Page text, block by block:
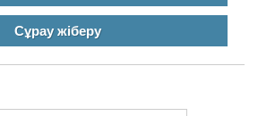
Сұрау жіберу